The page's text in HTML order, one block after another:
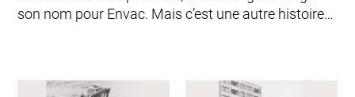
son nom pour Envac. Mais c’est une autre histoire…